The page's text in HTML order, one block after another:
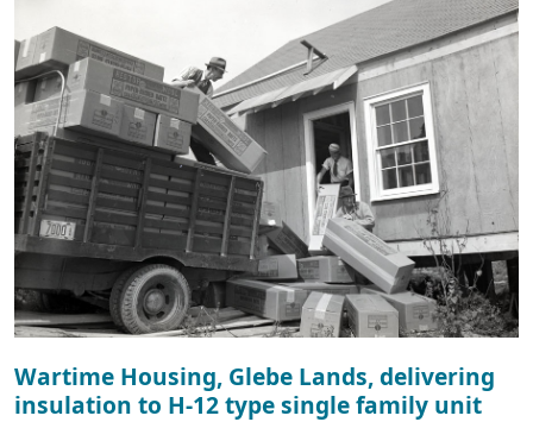
Wartime Housing, Glebe Lands, delivering
insulation to H-12 type single family unit